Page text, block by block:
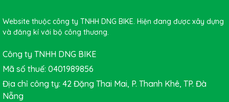
Website thuộc công ty TNHH DNG BIKE. Hiện đang được xây dựng
và đăng kí với bộ công thương.
Công ty TNHH DNG BIKE
Mã số thuế: 0401989856
Địa chỉ công ty: 42 Đặng Thai Mai, P. Thanh Khê, TP. Đà
Nẵng